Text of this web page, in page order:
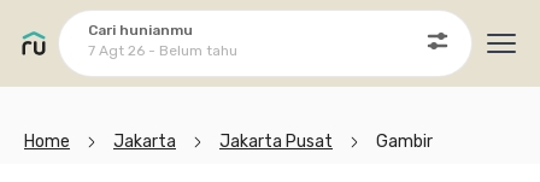
Cari hunianmu
7 Agt 26 - Belum tahu
Home Jakarta Jakarta Pusat Gambir